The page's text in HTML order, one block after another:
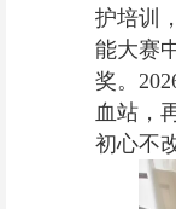
护培训
能大赛
奖。
血站，
初心不